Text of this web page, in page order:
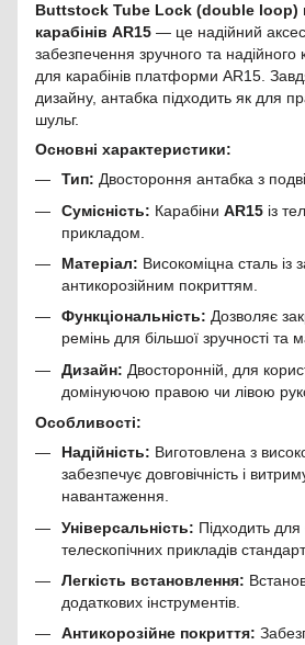
Buttstock Tube Lock (double loop)
карабінів AR15 — це надійний
забезпечення зручного та
для карабінів платформи AR15.
дизайну, антабка підходить як для
шульг.
Основні характеристики:
Тип: Двостороння антабка з
Сумісність: Карабіни AR15 із
прикладом.
Матеріал: Високоміцна сталь із
антикорозійним покриттям.
Функціональність: Дозволяє
ремінь для більшої зручності та
Дизайн: Двосторонній, для
домінуючою правою чи лівою
Особливості:
Надійність: Виготовлена з
забезпечує довговічність і
навантаження.
Універсальність: Підходить для
телескопічних прикладів
Легкість встановлення:
додаткових інструментів.
Антикорозійне покриття: